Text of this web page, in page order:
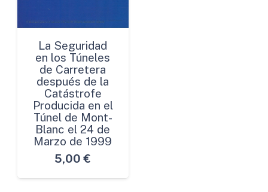
La Seguridad
en los Túneles
de Carretera
después de la
Catástrofe
Producida en el
Túnel de Mont-
Blanc el 24 de
Marzo de 1999
5,00 €